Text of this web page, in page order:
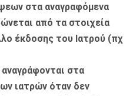
στα αναγραφόμενα
από τα στοιχεία
έκδοσης του Ιατρού (πχ
στα
ιατρών όταν δεν